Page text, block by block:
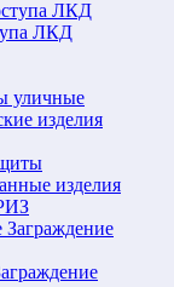
ЛКД
уличные
изделия
изделия
Заграждение